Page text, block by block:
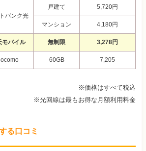
バンク光
戸建て 5,720円
マンション 4,180円
モバイル 無制限 3,278円
60GB 7,205
※価格はすべて税込
※光回線は最もお得な月額利用料金
る口コミ